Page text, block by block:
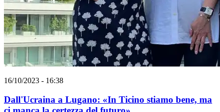
16/10/2023 - 16:38
Dall'Ucraina a Lugano: «In Ticino stiamo bene, ma